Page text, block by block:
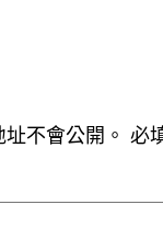
不會公開。 必